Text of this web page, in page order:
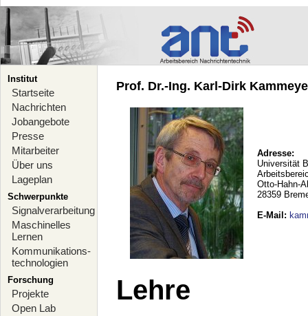
Institut
Startseite
Nachrichten
Jobangebote
Presse
Mitarbeiter
Über uns
Lageplan
Schwerpunkte
Signalverarbeitung
Maschinelles
Lernen
Kommunikations-
technologien
Forschung
Projekte
Open Lab
Prof. Dr.-Ing. Karl-Dirk
Adresse:
Universität
Otto-Hahn-
28359
E-Mail :
Lehre